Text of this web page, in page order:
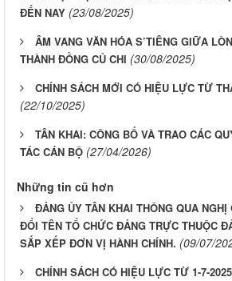
ĐẾN NAY (23/08/2025)
ÂM VANG VĂN HÓA S’TIÊNG GIỮA
THÀNH ĐỒNG CỦ CHI (30/08/2025)
CHÍNH SÁCH MỚI CÓ HIỆU LỰC TỪ
(22/10/2025)
TÂN KHAI: CÔNG BỐ VÀ TRAO CÁC
TÁC CÁN BỘ (27/04/2026)
Những tin cũ hơn
ĐẢNG ỦY TÂN KHAI THÔNG QUA NGHỊ
ĐỔI TÊN TỔ CHỨC ĐẢNG TRỰC THUỘC
SẮP XẾP ĐƠN VỊ HÀNH CHÍNH. (09/07/
CHÍNH SÁCH CÓ HIỆU LỰC TỪ 1-7-2025